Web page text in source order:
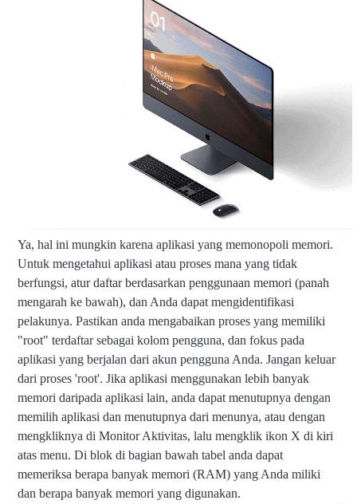
Ya, hal ini mungkin karena aplikasi yang memonopoli memori.
Untuk mengetahui aplikasi atau proses mana yang tidak
berfungsi, atur daftar berdasarkan penggunaan memori (panah
mengarah ke bawah), dan Anda dapat mengidentifikasi
pelakunya. Pastikan anda mengabaikan proses yang memiliki
"root" terdaftar sebagai kolom pengguna, dan fokus pada
aplikasi yang berjalan dari akun pengguna Anda. Jangan keluar
dari proses 'root'. Jika aplikasi menggunakan lebih banyak
memori daripada aplikasi lain, anda dapat menutupnya dengan
memilih aplikasi dan menutupnya dari menunya, atau dengan
mengkliknya di Monitor Aktivitas, lalu mengklik ikon X di kiri
atas menu. Di blok di bagian bawah tabel anda dapat
memeriksa berapa banyak memori (RAM) yang Anda miliki
dan berapa banyak memori yang digunakan.